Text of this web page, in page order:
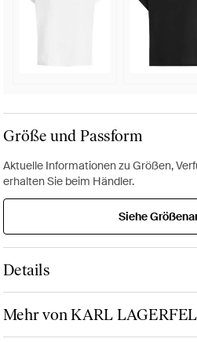
Größe und Passform
Aktuelle Informationen zu Größen,
erhalten Sie beim Händler.
Siehe
Details
Mehr von KARL